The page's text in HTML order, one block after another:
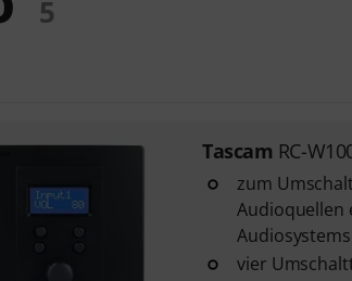
5
Tascam RC-
zum
Audioquellen
Audiosystems
vier